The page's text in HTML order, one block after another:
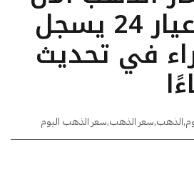
في مصر: عيار 24 يسجل
في تحديث
,الذهب,سعر الذهب,سعر الذهب اليوم